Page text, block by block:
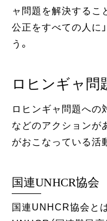
ャ問題を解決するこ
公正をすべての人に
う。
ロヒンギャ問
ロヒンギャ問題への
などのアクションが
がおこなっている活
国連UNHCR協会
国連UNHCR協会と